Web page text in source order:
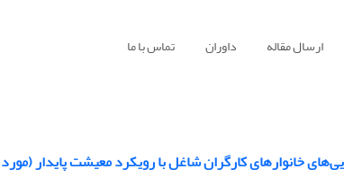
ارسال مقاله داوران تماس با ما
خانوارهای کارگران شاغل با رویکرد معیشت پایدار